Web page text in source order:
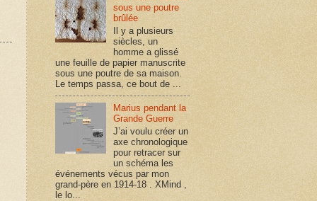
sous une poutre
brûlée
Il y a plusieurs
siècles, un
homme a glissé
une feuille de papier manuscrite
sous une poutre de sa maison.
Le temps passa, ce bout de ...
Marius pendant la
Grande Guerre
J’ai voulu créer un
axe chronologique
pour retracer sur
un schéma les
événements vécus par mon
grand-père en 1914-18 . XMind ,
le lo...